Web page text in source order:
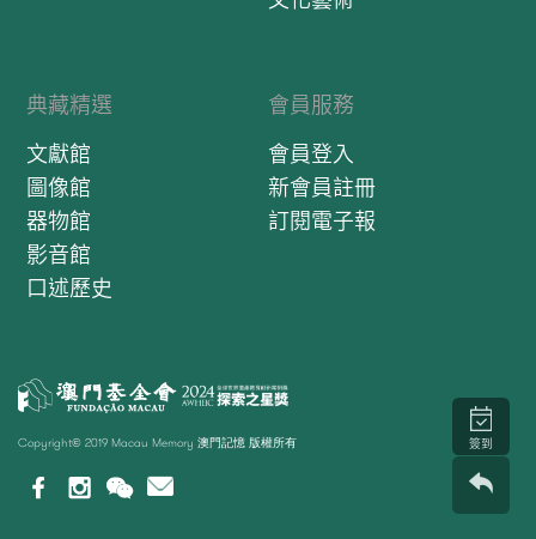
典藏精選
文獻館
圖像館
器物館
影音館
口述歷史
會員服務
會員登入
新會員註冊
訂閱電子報
Copyright© 2019 Macau Memory 澳門記憶 版權所有 簽到